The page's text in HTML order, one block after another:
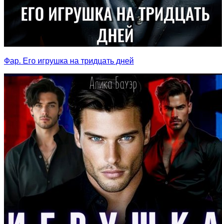
Фар. Его игрушка на тридцать дней